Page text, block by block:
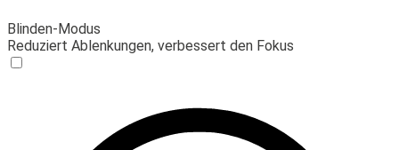
Blinden-Modus
Reduziert Ablenkungen, verbessert den Fokus